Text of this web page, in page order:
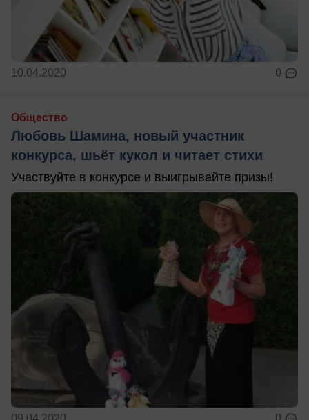
10.04.2020 0
Общество
Любовь Шамина, новый участник
конкурса, шьёт кукол и читает стихи
Участвуйте в конкурсе и выигрывайте призы!